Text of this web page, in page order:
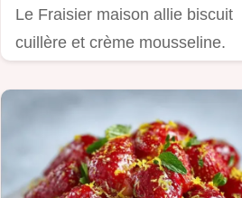
Le Fraisier maison allie biscuit
cuillère et crème mousseline.